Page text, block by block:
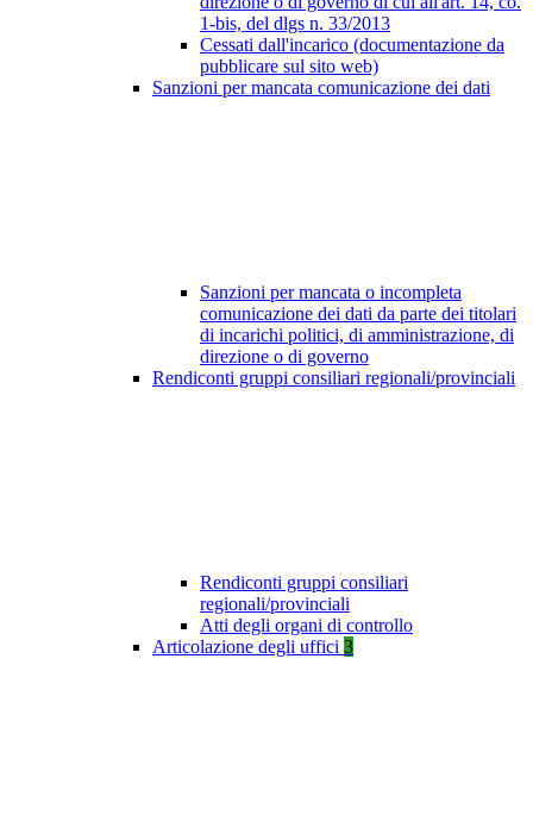
1-bis, del dlgs n. 33/2013
Cessati dall'incarico (documentazione da
pubblicare sul sito web)
Sanzioni per mancata comunicazione dei dati
Sanzioni per mancata o incompleta
comunicazione dei dati da parte dei titolari
di incarichi politici, di amministrazione, di
direzione o di governo
Rendiconti gruppi consiliari regionali/provinciali
Rendiconti gruppi consiliari
regionali/provinciali
Atti degli organi di controllo
Articolazione degli uffici 3